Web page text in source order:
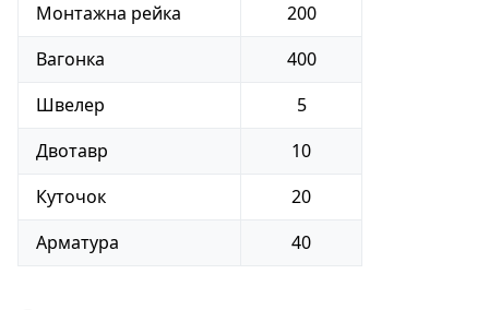
Монтажна рейка
200
Вагонка
400
Швелер
5
Двотавр
10
Куточок
20
Арматура
40